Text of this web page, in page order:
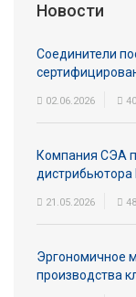
Новости
Соединители
02.06.2026
Компания СЭА
дистрибьютора
21.05.2026
Эргономичное
производства